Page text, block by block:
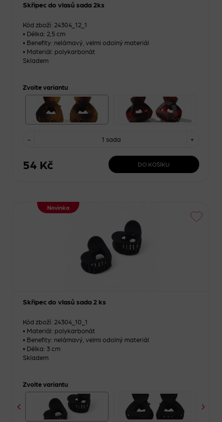
Skřipec do vlasů sada 2ks
Kód zboží: 24304_12_1
• Délka: 2,5 cm
• Benefity: nelámavý, velmi odolný materiál
• Materiál: polykarbonát
Skladem
Zvolte variantu
- +
1 sada
54 Kč DO KOŠÍKU
Novinka
Skřipec do vlasů sada 2 ks
Kód zboží: 24304_10_1
• Materiál: polykarbonát
• Benefity: nelámavý, velmi odolný materiál
• Délka: 3 cm
Skladem
Zvolte variantu